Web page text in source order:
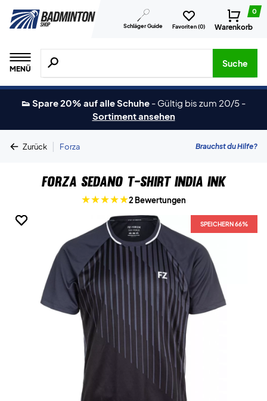
Schläger Guide Favoriten (0)
0
Warenkorb
MENÜ
Suche nach Produkten, Marken usw.
Suche
👟 Spare 20% auf alle Schuhe - Gültig bis zum 20/5 -
Sortiment ansehen
Zurück | Forza Brauchst du Hilfe?
Forza Sedano T-shirt India Ink
2 Bewertungen
SPEICHERN 66%
SPEICHERN 66%
SPEICHERN 66%